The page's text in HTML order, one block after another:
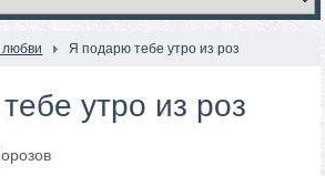
Я подарю тебе утро из роз
утро из роз